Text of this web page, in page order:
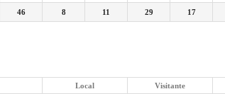
46 8 11 29 17
Local Visitante